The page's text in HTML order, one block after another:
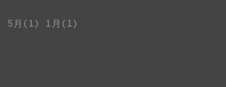
5月(1)
1月(1)